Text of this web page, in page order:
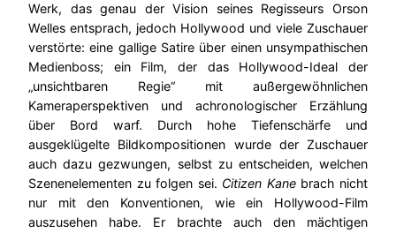
Werk, das genau der Vision seines Regisseurs Orson
Welles entsprach, jedoch Hollywood und viele Zuschauer
verstörte: eine gallige Satire über einen unsympathischen
Medienboss; ein Film, der das Hollywood-Ideal der
„unsichtbaren Regie“ mit außergewöhnlichen
Kameraperspektiven und achronologischer Erzählung
über Bord warf. Durch hohe Tiefenschärfe und
ausgeklügelte Bildkompositionen wurde der Zuschauer
auch dazu gezwungen, selbst zu entscheiden, welchen
Szenenelementen zu folgen sei. Citizen Kanebrach nicht
nur mit den Konventionen, wie ein Hollywood-Film
auszusehen habe. Er brachte auch den mächtigen